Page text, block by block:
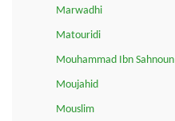
Marwadhi
Matouridi
Mouhammad Ibn Sahnoun
Moujahid
Mouslim